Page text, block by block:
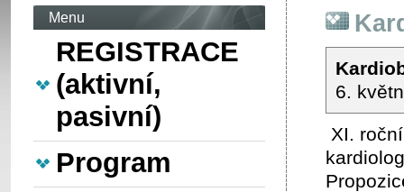
Menu
REGISTRACE
(aktivní,
pasivní)
Program
6.
XI.